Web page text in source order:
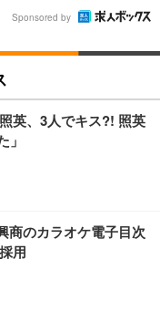
Sponsored by
英、3人でキス?! 照英
」
商のカラオケ電子目次
用